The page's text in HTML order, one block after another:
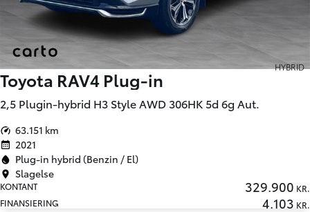
HYBRID
Toyota RAV4 Plug-in
2,5 Plugin-hybrid H3 Style AWD 306HK 5d 6g Aut.
63.151 km
2021
Plug-in hybrid (Benzin / El)
Slagelse
KONTANT 329.900 KR.
FINANSIERING
4.103 KR.